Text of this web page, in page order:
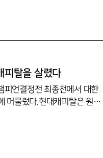
피탈을 살렸다
피언결정전 최종전에서 대한
머물렀다.현대캐피탈은 원정
이 진정한 승자"라고 격분